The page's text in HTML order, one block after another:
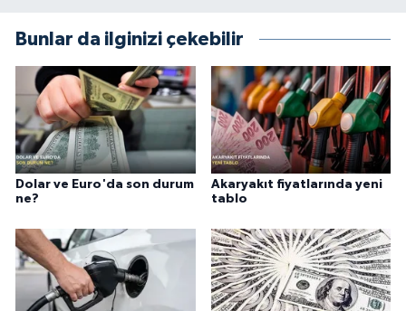
Bunlar da ilginizi çekebilir
Dolar ve Euro'da son durum
ne?
Akaryakıt fiyatlarında yeni
tablo